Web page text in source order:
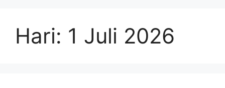
Hari: 1 Juli 2026